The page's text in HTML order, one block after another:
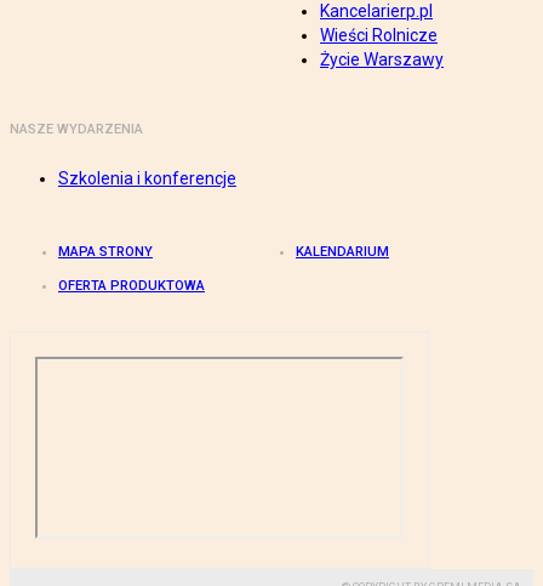
Kancelarierp.pl
Wieści Rolnicze
Życie Warszawy
NASZE WYDARZENIA
Szkolenia i konferencje
MAPA STRONY KALENDARIUM
OFERTA PRODUKTOWA